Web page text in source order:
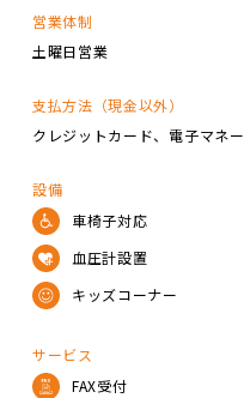
営業体制
土曜日営業
支払方法（現金以外）
クレジットカード
電子マネー
設備
車椅子対応
血圧計設置
キッズコーナー
サービス
FAX受付